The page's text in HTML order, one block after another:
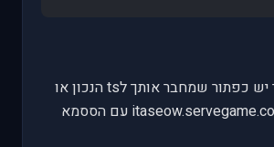
תיכנס דרך האתר יש כפתור שמחבר אותך לts הנכון או
לts הזהitaseow.servegame.com:9991 עם הססמא